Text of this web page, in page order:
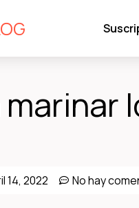
14, 2022 No hay